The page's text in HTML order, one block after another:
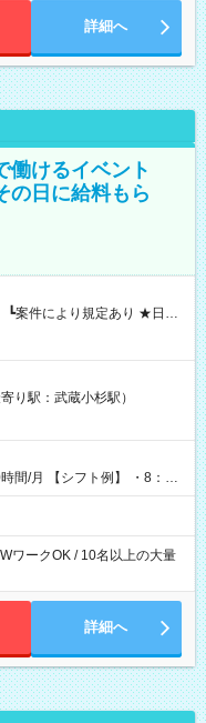
詳細へ
働けるイベント
の日に給料もら
に現金GET♪ お仕事後はコ
【試用期間】試
り駅：武蔵小杉駅）
・8：00
ワークOK / 10名以上の大量
詳細へ